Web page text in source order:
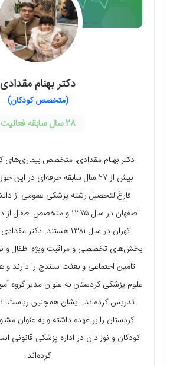
دکتر بهنام مقدادی
(متخصص کودکان)
28 سال سابقه فعالیت
دکتر بهنام مقدادی، متخصص بیماری‌های
بیش از ۲۷ سال سابقه حرفه‌ای در
فارغ‌التحصیل رشته پزشکی عمومی از
اصفهان در سال ۱۳۷۵ و متخصص
تهران در سال ۱۳۸۱ هستند.
بخش‌های تخصصی و مراقبت ویژه اطفال و
تامین اجتماعی و بعثت سنندج را دارند و
علوم پزشکی کردستان به عنوان مدیر گروه
تدریس کرده‌اند. ایشان همچنین ریاست
کردستان را بر عهده داشته و به عنوان
کودکان و نوزادان در اداره پزشکی قانونی
کرده‌اند.